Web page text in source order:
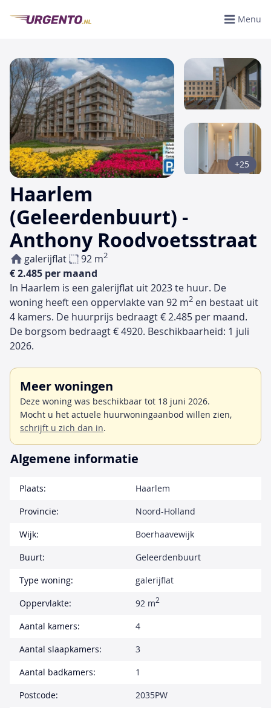
Menu
Haarlem
(Geleerdenbuurt) -
Anthony Roodvoetsstraat
galerijflat 92 m2
€ 2.485 per maand
+25
In Haarlem is een galerijflat uit 2023 te huur. De
woning heeft een oppervlakte van 92 m2 en bestaat uit
4 kamers. De huurprijs bedraagt € 2.485 per maand.
De borgsom bedraagt € 4920. Beschikbaarheid: 1 juli
2026.
Meer woningen
Deze woning was beschikbaar tot 18 juni 2026.
Mocht u het actuele huurwoningaanbod willen zien,
schrijft u zich dan in.
Algemene informatie
Plaats:
Haarlem
Provincie:
Noord-Holland
Wijk:
Boerhaavewijk
Buurt:
Geleerdenbuurt
Type woning:
galerijflat
Oppervlakte:
92 m2
Aantal kamers:
4
Aantal slaapkamers:
3
Aantal badkamers:
1
Postcode:
2035PW